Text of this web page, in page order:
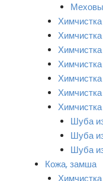
Шуба
Шуба
Шуба
Кожа, замша